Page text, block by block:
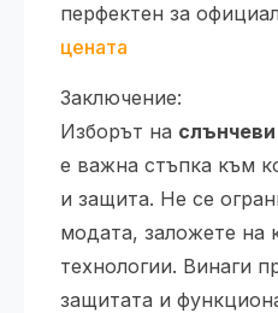
перфектен за
цената
Заключение:
Изборът на
е важна стъпка към
и защита. Не се
модата, заложете на
технологии. Винаги
защитата и